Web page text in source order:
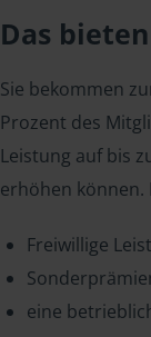
Das
Sie bekommen
Prozent des
Leistung auf bis
erhöhen
Freiwillige
eine